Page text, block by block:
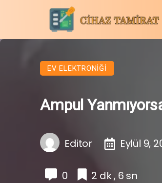
EV ELEKTRONIĞI
Ampul
Editor Eylül 9,
0 2 dk , 6 sn